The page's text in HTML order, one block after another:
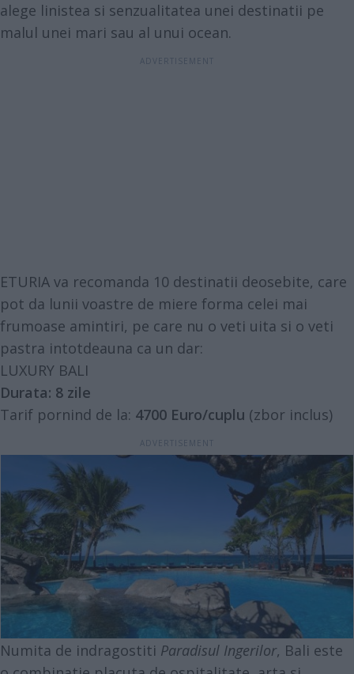
alege linistea si senzualitatea unei destinatii pe
malul unei mari sau al unui ocean.
ETURIA va recomanda 10 destinatii deosebite, care
pot da lunii voastre de miere forma celei mai
frumoase amintiri, pe care nu o veti uita si o veti
pastra intotdeauna ca un dar:
LUXURY BALI
Durata: 8 zile
Tarif pornind de la: 4700 Euro/cuplu (zbor inclus)
Numita de indragostiti Paradisul Ingerilor, Bali este